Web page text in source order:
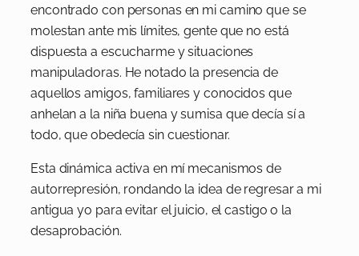
encontrado con personas en mi camino que se
molestan ante mis límites, gente que no está
dispuesta a escucharme y situaciones
manipuladoras. He notado la presencia de
aquellos amigos, familiares y conocidos que
anhelan a la niña buena y sumisa que decía sí a
todo, que obedecía sin cuestionar.
Esta dinámica activa en mí mecanismos de
autorrepresión, rondando la idea de regresar a mi
antigua yo para evitar el juicio, el castigo o la
desaprobación.